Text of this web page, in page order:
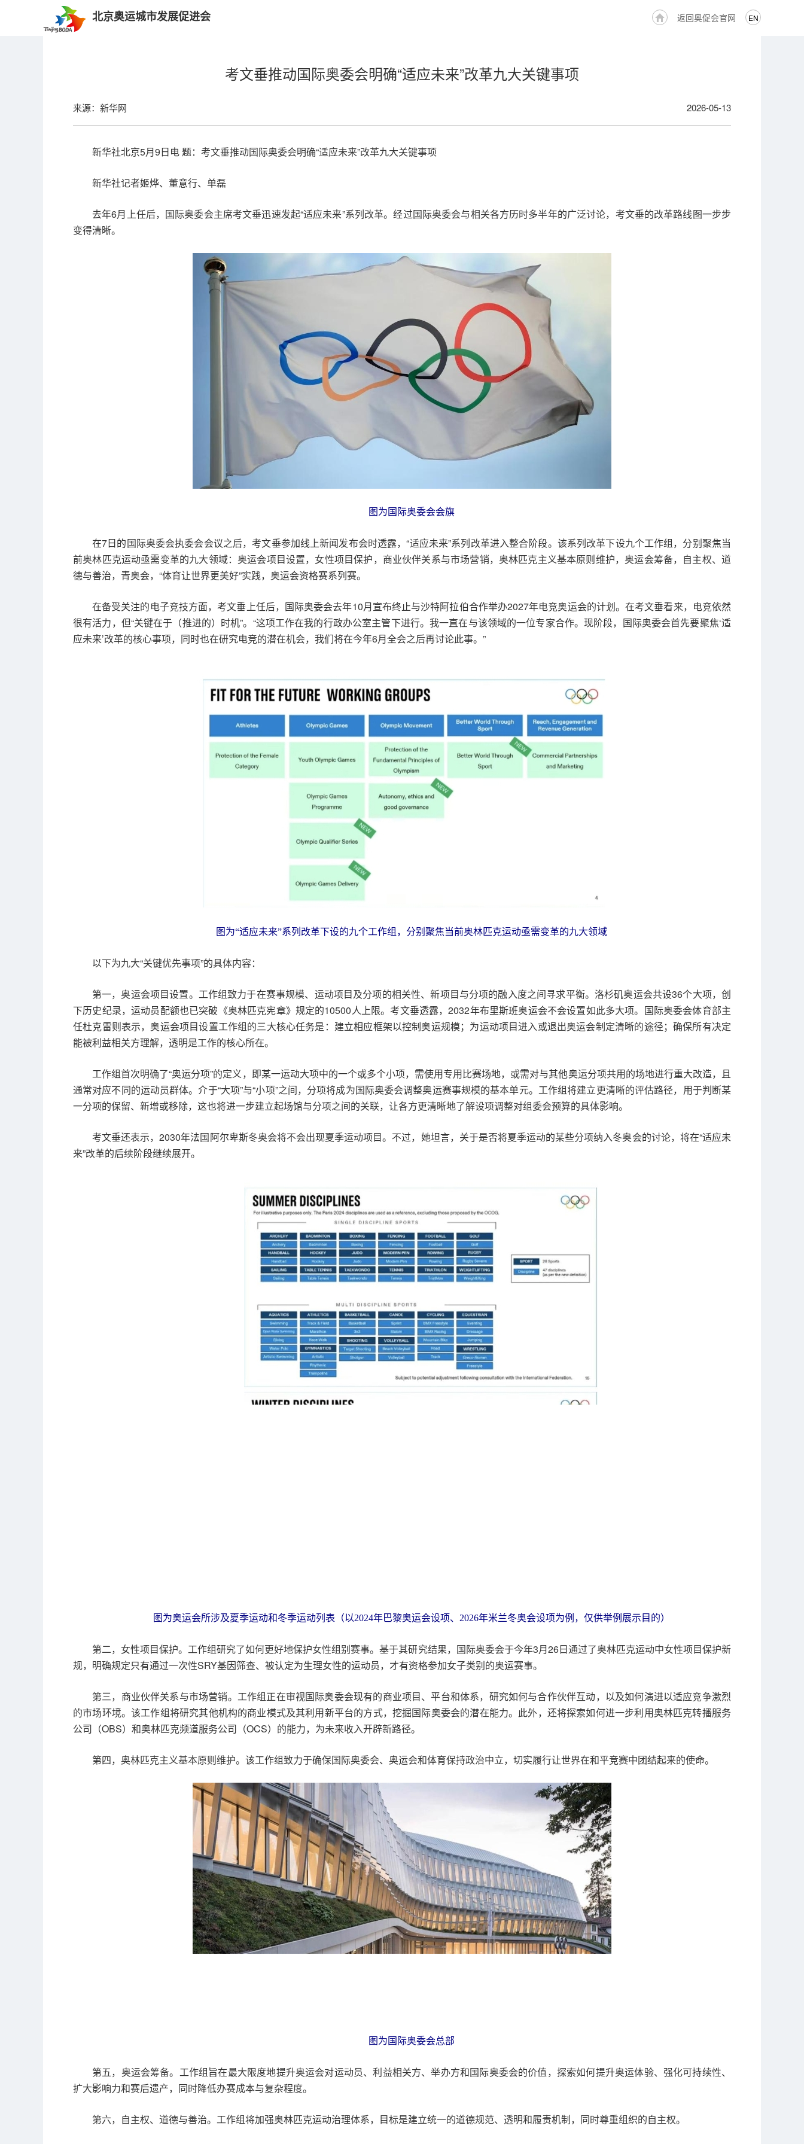
北京奥运城市发展促进会 EN
返回奥促会官网
考文垂推动国际奥委会明确“适应未来”改革九大关键事项
来源：新华网 2026-05-13
新华社北京5月9日电 题：考文垂推动国际奥委会明确“适应未来”改革九大关键事项
新华社记者姬烨、董意行、单磊
去年6月上任后，国际奥委会主席考文垂迅速发起“适应未来”系列改革。经过国际奥委会与相关各方历时多半年的广泛讨论，考文垂的改革路线图一步步
变得清晰。
图为国际奥委会会旗
在7日的国际奥委会执委会会议之后，考文垂参加线上新闻发布会时透露，“适应未来”系列改革进入整合阶段。该系列改革下设九个工作组，分别聚焦当
前奥林匹克运动亟需变革的九大领域：奥运会项目设置，女性项目保护，商业伙伴关系与市场营销，奥林匹克主义基本原则维护，奥运会筹备，自主权、道
德与善治，青奥会，“体育让世界更美好”实践，奥运会资格赛系列赛。
在备受关注的电子竞技方面，考文垂上任后，国际奥委会去年10月宣布终止与沙特阿拉伯合作举办2027年电竞奥运会的计划。在考文垂看来，电竞依然
很有活力，但“关键在于（推进的）时机”。“这项工作在我的行政办公室主管下进行。我一直在与该领域的一位专家合作。现阶段，国际奥委会首先要聚焦‘适
应未来’改革的核心事项，同时也在研究电竞的潜在机会，我们将在今年6月全会之后再讨论此事。”
图为“适应未来”系列改革下设的九个工作组，分别聚焦当前奥林匹克运动亟需变革的九大领域
以下为九大“关键优先事项”的具体内容：
第一，奥运会项目设置。工作组致力于在赛事规模、运动项目及分项的相关性、新项目与分项的融入度之间寻求平衡。洛杉矶奥运会共设36个大项，创
下历史纪录，运动员配额也已突破《奥林匹克宪章》规定的10500人上限。考文垂透露，2032年布里斯班奥运会不会设置如此多大项。国际奥委会体育部主
任杜克雷则表示，奥运会项目设置工作组的三大核心任务是：建立相应框架以控制奥运规模；为运动项目进入或退出奥运会制定清晰的途径；确保所有决定
能被利益相关方理解，透明是工作的核心所在。
工作组首次明确了“奥运分项”的定义，即某一运动大项中的一个或多个小项，需使用专用比赛场地，或需对与其他奥运分项共用的场地进行重大改造，且
通常对应不同的运动员群体。介于“大项”与“小项”之间，分项将成为国际奥委会调整奥运赛事规模的基本单元。工作组将建立更清晰的评估路径，用于判断某
一分项的保留、新增或移除，这也将进一步建立起场馆与分项之间的关联，让各方更清晰地了解设项调整对组委会预算的具体影响。
考文垂还表示，2030年法国阿尔卑斯冬奥会将不会出现夏季运动项目。不过，她坦言，关于是否将夏季运动的某些分项纳入冬奥会的讨论，将在“适应未
来”改革的后续阶段继续展开。
图为奥运会所涉及夏季运动和冬季运动列表（以2024年巴黎奥运会设项、2026年米兰冬奥会设项为例，仅供举例展示目的）
第二，女性项目保护。工作组研究了如何更好地保护女性组别赛事。基于其研究结果，国际奥委会于今年3月26日通过了奥林匹克运动中女性项目保护新
规，明确规定只有通过一次性SRY基因筛查、被认定为生理女性的运动员，才有资格参加女子类别的奥运赛事。
第三，商业伙伴关系与市场营销。工作组正在审视国际奥委会现有的商业项目、平台和体系，研究如何与合作伙伴互动，以及如何演进以适应竞争激烈
的市场环境。该工作组将研究其他机构的商业模式及其利用新平台的方式，挖掘国际奥委会的潜在能力。此外，还将探索如何进一步利用奥林匹克转播服务
公司（OBS）和奥林匹克频道服务公司（OCS）的能力，为未来收入开辟新路径。
第四，奥林匹克主义基本原则维护。该工作组致力于确保国际奥委会、奥运会和体育保持政治中立，切实履行让世界在和平竞赛中团结起来的使命。
图为国际奥委会总部
第五，奥运会筹备。工作组旨在最大限度地提升奥运会对运动员、利益相关方、举办方和国际奥委会的价值，探索如何提升奥运体验、强化可持续性、
扩大影响力和赛后遗产，同时降低办赛成本与复杂程度。
第六，自主权、道德与善治。工作组将加强奥林匹克运动治理体系，目标是建立统一的道德规范、透明和履责机制，同时尊重组织的自主权。